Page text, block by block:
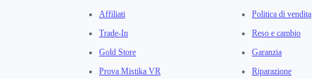
Affiliati
Trade-In
Gold Store
Prova Mistika VR
Politica di vendita
Reso e cambio
Garanzia
Riparazione